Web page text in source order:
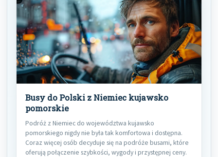
Busy do Polski z Niemiec kujawsko
pomorskie
Podróż z Niemiec do województwa kujawsko
pomorskiego nigdy nie była tak komfortowa i dostępna.
Coraz więcej osób decyduje się na podróże busami, które
oferują połączenie szybkości, wygody i przystępnej ceny.